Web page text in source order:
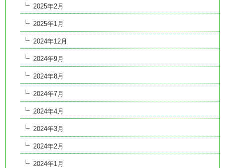
2025年2月
2025年1月
2024年12月
2024年9月
2024年8月
2024年7月
2024年4月
2024年3月
2024年2月
2024年1月